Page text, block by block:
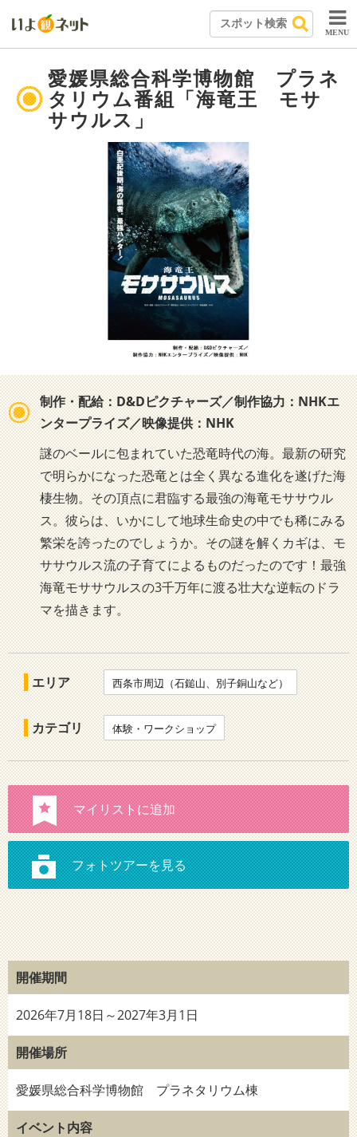
MENU
愛媛県総合科学博物館 プラネ
タリウム番組「海竜王 モサ
サウルス」
制作・配給：D&Dピクチャーズ／制作協力：NHKエ
ンタープライズ／映像提供：NHK
謎のベールに包まれていた恐竜時代の海。最新の研究
で明らかになった恐竜とは全く異なる進化を遂げた海
棲生物。その頂点に君臨する最強の海竜モササウル
ス。彼らは、いかにして地球生命史の中でも稀にみる
繁栄を誇ったのでしょうか。その謎を解くカギは、モ
ササウルス流の子育てによるものだったのです！最強
海竜モササウルスの3千万年に渡る壮大な逆転のドラ
マを描きます。
エリア 西条市周辺（石鎚山、別子銅山など）
カテゴリ 体験・ワークショップ
開催期間
2026年7月18日～2027年3月1日
開催場所
愛媛県総合科学博物館 プラネタリウム棟
イベント内容